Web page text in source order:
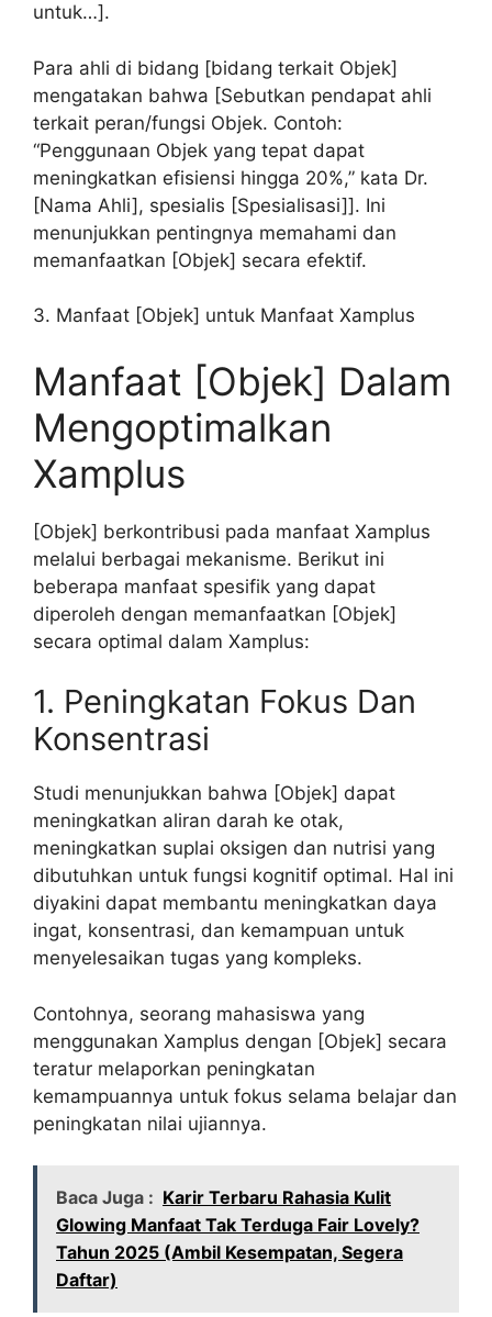
untuk…].
Para ahli di bidang [bidang terkait Objek]
mengatakan bahwa [Sebutkan pendapat ahli
terkait peran/fungsi Objek. Contoh:
“Penggunaan Objek yang tepat dapat
meningkatkan efisiensi hingga 20%,” kata Dr.
[Nama Ahli], spesialis [Spesialisasi]]. Ini
menunjukkan pentingnya memahami dan
memanfaatkan [Objek] secara efektif.
3. Manfaat [Objek] untuk Manfaat Xamplus
Manfaat [Objek] Dalam
Mengoptimalkan
Xamplus
[Objek] berkontribusi pada manfaat Xamplus
melalui berbagai mekanisme. Berikut ini
beberapa manfaat spesifik yang dapat
diperoleh dengan memanfaatkan [Objek]
secara optimal dalam Xamplus:
1. Peningkatan Fokus Dan
Konsentrasi
Studi menunjukkan bahwa [Objek] dapat
meningkatkan aliran darah ke otak,
meningkatkan suplai oksigen dan nutrisi yang
dibutuhkan untuk fungsi kognitif optimal. Hal ini
diyakini dapat membantu meningkatkan daya
ingat, konsentrasi, dan kemampuan untuk
menyelesaikan tugas yang kompleks.
Contohnya, seorang mahasiswa yang
menggunakan Xamplus dengan [Objek] secara
teratur melaporkan peningkatan
kemampuannya untuk fokus selama belajar dan
peningkatan nilai ujiannya.
Baca Juga : Karir Terbaru Rahasia Kulit
Glowing Manfaat Tak Terduga Fair Lovely?
Tahun 2025 (Ambil Kesempatan, Segera
Daftar)